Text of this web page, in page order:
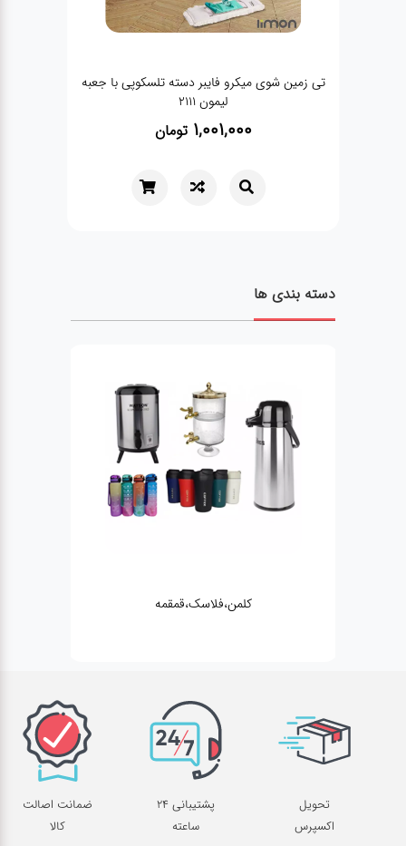
تی زمین شوی میکرو فایبر دسته تلسکوپی با جعبه
لیمون 2111
1,001,000 تومان
دسته بندی ها
کلمن،فلاسک،قمقمه
تحویل
اکسپرس
پشتیبانی 24
ساعته
ضمانت اصالت
کالا